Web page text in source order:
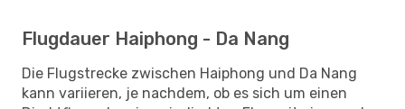
Flugdauer Haiphong - Da Nang
Die Flugstrecke zwischen Haiphong und Da Nang
kann variieren, je nachdem, ob es sich um einen